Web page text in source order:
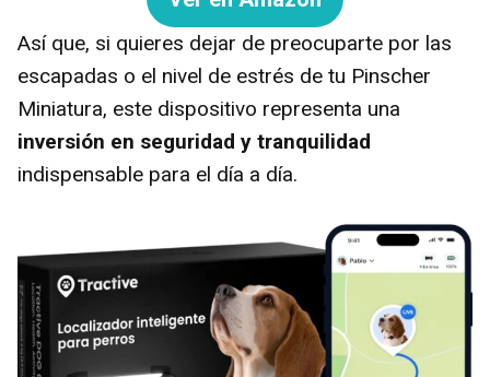
Así que, si quieres dejar de preocuparte por las
escapadas o el nivel de estrés de tu Pinscher
Miniatura, este dispositivo representa una
inversión en seguridad y tranquilidad
indispensable para el día a día.